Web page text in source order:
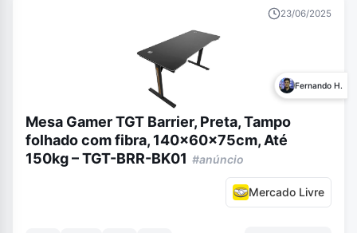
23/06/2025
Fernando H.
Mesa Gamer TGT Barrier, Preta, Tampo
folhado com fibra, 140x60x75cm, Até
150kg – TGT-BRR-BK01 #anúncio
Mercado Livre